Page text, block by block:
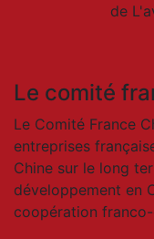
de
Le comité
Le Comité France
entreprises
Chine sur le long
développement en
coopération